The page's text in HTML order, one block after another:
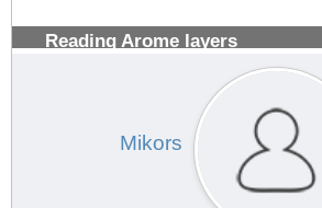
Reading Arome layers
Mikors